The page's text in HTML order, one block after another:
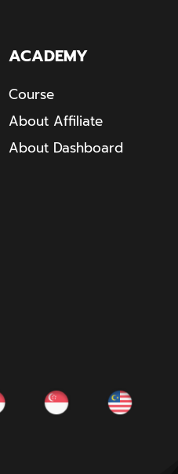
ACADEMY
Course
About Affiliate
About Dashboard